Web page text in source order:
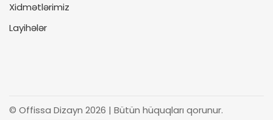
Xidmətlərimiz
Layihələr
© Offissa Dizayn 2026 | Bütün hüquqları qorunur.